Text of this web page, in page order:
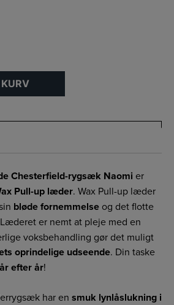
Chesterfield-rygsæk Naomi er
Pull-up læder. Wax Pull-up læder
bløde fornemmelse og det flotte
er nemt at pleje med en
voksbehandling gør det muligt
oprindelige udseende. Din taske
år efter år!
har en smuk lynlåslukning i